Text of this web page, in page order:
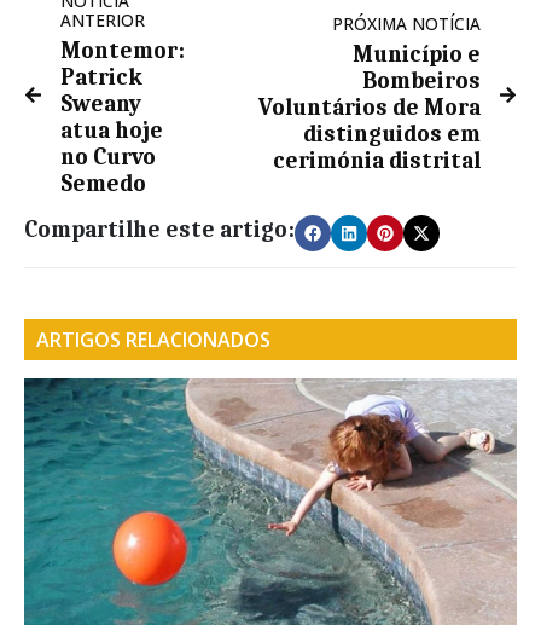
ANTERIOR
Montemor:
Patrick
Sweany
atua hoje
no Curvo
Semedo
PRÓXIMA NOTÍCIA
Município e
Bombeiros
Voluntários de Mora
distinguidos em
cerimónia distrital
Compartilhe este artigo:
ARTIGOS RELACIONADOS